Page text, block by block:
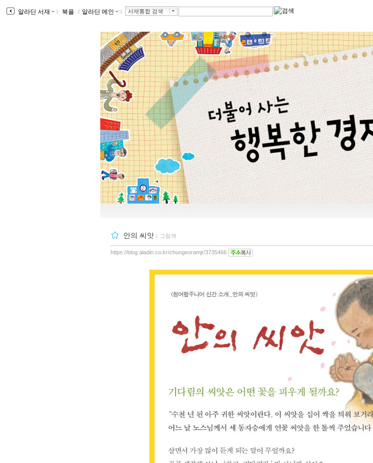
알라딘 서재 ｌ 북플 ｌ 알라딘 메인 ｌ 서재통합 검색
안의 씨앗 ｌ 그림책
https://blog.aladin.co.kr/chungeoramjr/3735466